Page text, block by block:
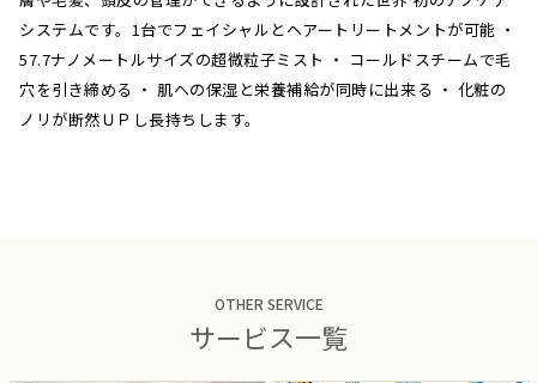
システムです。1台でフェイシャルとヘアートリートメントが可能 ・
57.7ナノメートルサイズの超微粒子ミスト ・ コールドスチームで毛
穴を引き締める ・ 肌への保湿と栄養補給が同時に出来る ・ 化粧の
ノリが断然ＵＰし長持ちします。
OTHER SERVICE
サービス一覧